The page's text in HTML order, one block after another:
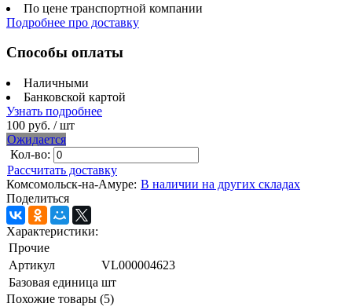
По цене транспортной компании
Подробнее про доставку
Способы оплаты
Наличными
Банковской картой
Узнать подробнее
100 руб. / шт
Ожидается
Кол-во:
Рассчитать доставку
Комсомольск-на-Амуре: В наличии на других складах
Поделиться
Характеристики:
Прочие
Артикул
VL000004623
Базовая единица шт
Похожие товары (5)